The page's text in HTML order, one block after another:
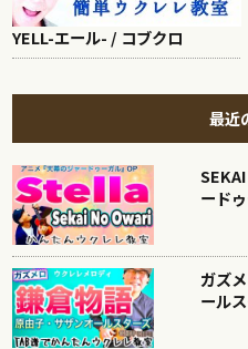
YELL-エール- / コブクロ
最近
ード
ガズ
ール